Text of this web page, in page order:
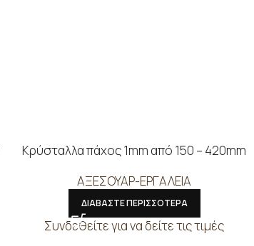
Κρύσταλλα πάχος 1mm από 150 – 420mm
ΑΞΕΣΟΥΑΡ-ΕΡΓΑΛΕΙΑ
ΔΙΑΒΑΣΤΕ ΠΕΡΙΣΣΟΤΕΡΑ
Συνδεθείτε για να δείτε τις τιμές